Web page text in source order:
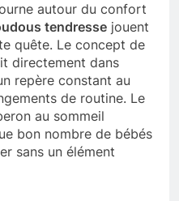
autour du confort
tendresse jouent
quête. Le concept de
directement dans
repère constant au
de routine. Le
au sommeil
bon nombre de bébés
sans un élément